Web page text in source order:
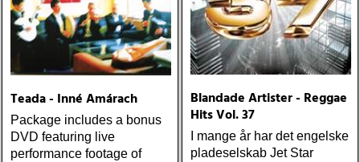
Teada - Inné Amárach
Package includes a bonus
DVD featuring live
performance footage of
Blandade Artister - Reggae
Hits Vol. 37
I mange år har det engelske
pladeselskab Jet Star